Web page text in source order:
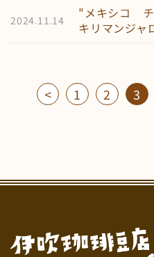
2024.11.14
"メキシコ
キリマンジャ
< 1 2 3